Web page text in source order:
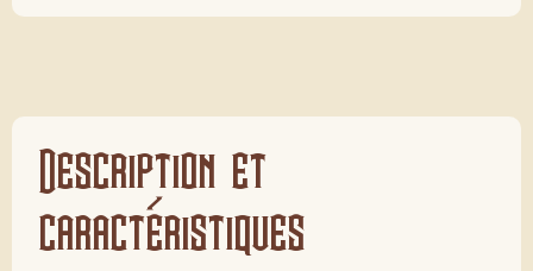
Description et
caractéristiques